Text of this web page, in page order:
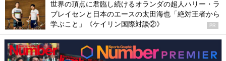
世界の頂点に君臨し続けるオランダの超人ハリー・ラ
ブレイセンと日本のエースの太田海也「絶対王者から
学ぶこと」《ケイリン国際対談②》
PR